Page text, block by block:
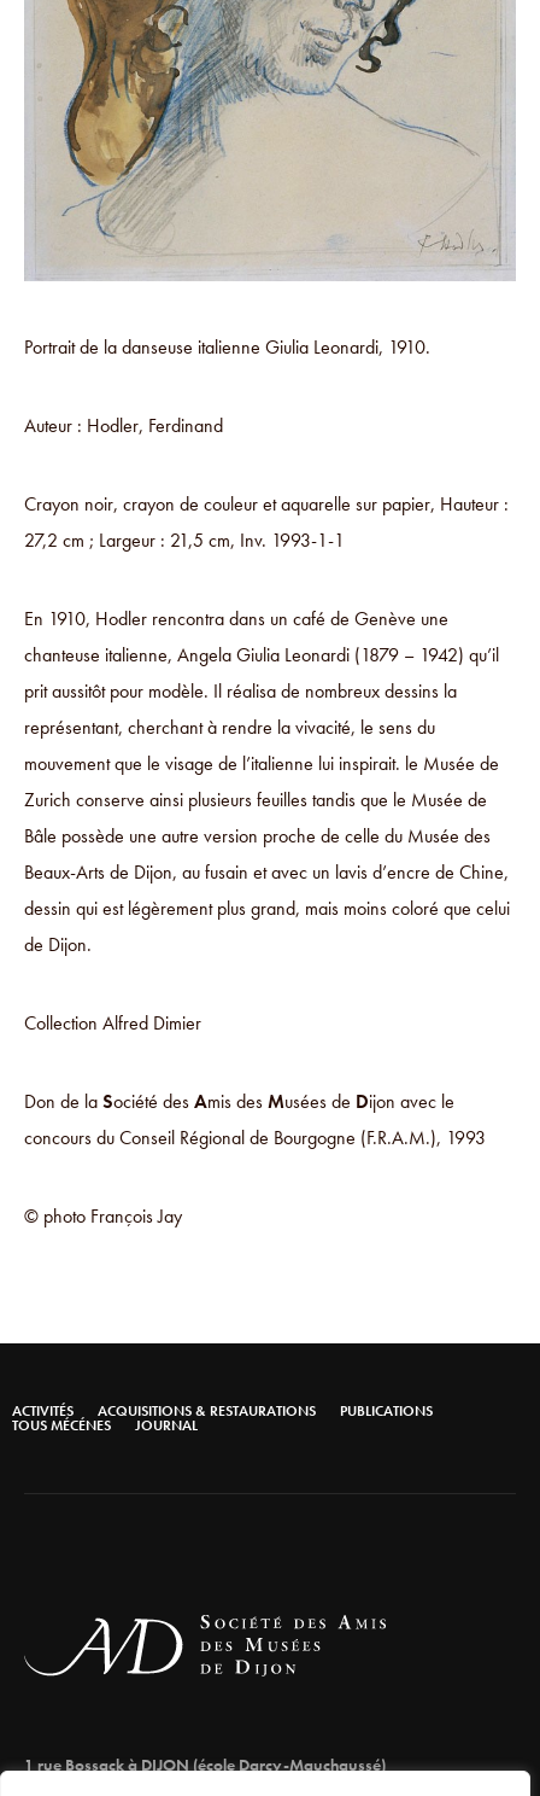
Portrait de la danseuse italienne Giulia Leonardi, 1910.
Auteur : Hodler, Ferdinand
Crayon noir, crayon de couleur et aquarelle sur papier, Hauteur :
27,2 cm ; Largeur : 21,5 cm, Inv. 1993-1-1
En 1910, Hodler rencontra dans un café de Genève une
chanteuse italienne, Angela Giulia Leonardi (1879 – 1942) qu’il
prit aussitôt pour modèle. Il réalisa de nombreux dessins la
représentant, cherchant à rendre la vivacité, le sens du
mouvement que le visage de l’italienne lui inspirait. le Musée de
Zurich conserve ainsi plusieurs feuilles tandis que le Musée de
Bâle possède une autre version proche de celle du Musée des
Beaux-Arts de Dijon, au fusain et avec un lavis d’encre de Chine,
dessin qui est légèrement plus grand, mais moins coloré que celui
de Dijon.
Collection Alfred Dimier
Don de laSociété desAmis desMusées de Dijon avec le
concours du Conseil Régional de Bourgogne (F.R.A.M.), 1993
© photo François Jay
ACTIVITÉS ACQUISITIONS & RESTAURATIONS PUBLICATIONS
TOUS MÉCÉNES JOURNAL
1 rue Bossack à DIJON (école Darcy-Mauchaussé)